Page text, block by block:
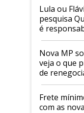
Lula ou
pesquisa
é
tarifaço
Nova MP
veja o que
de
Frete
com as